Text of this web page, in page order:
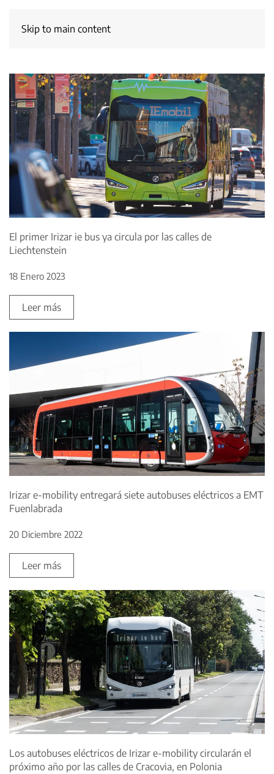
Skip to main content
El primer Irizar ie bus ya circula por las calles de
Liechtenstein
18 Enero 2023
Leer más
Irizar e-mobility entregará siete autobuses eléctricos a EMT
Fuenlabrada
20 Diciembre 2022
Leer más
Los autobuses eléctricos de Irizar e-mobility circularán el
próximo año por las calles de Cracovia, en Polonia